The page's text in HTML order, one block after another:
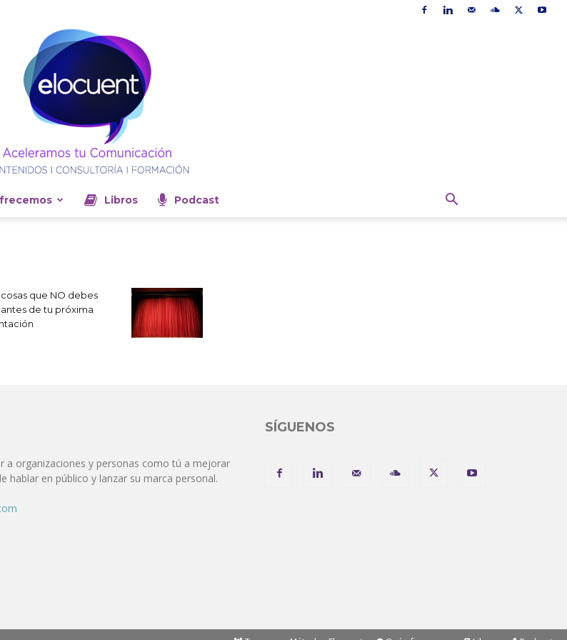
Comunicación
Libros Podcast
que NO debes
de tu próxima
a organizaciones y personas como tú a mejorar
hablar en público y lanzar su marca personal.
SÍGUENOS